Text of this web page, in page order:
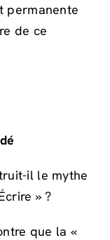
permanente
de ce
il le mythe
» ?
que la «